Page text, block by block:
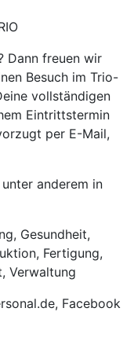
Dann freuen wir
Besuch im Trio-
vollständigen
Eintrittstermin
per E-Mail,
anderem in
Gesundheit,
Fertigung,
Verwaltung
Facebook